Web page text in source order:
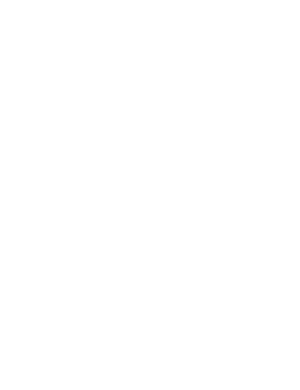
. 1:1문의로 말해주세요.